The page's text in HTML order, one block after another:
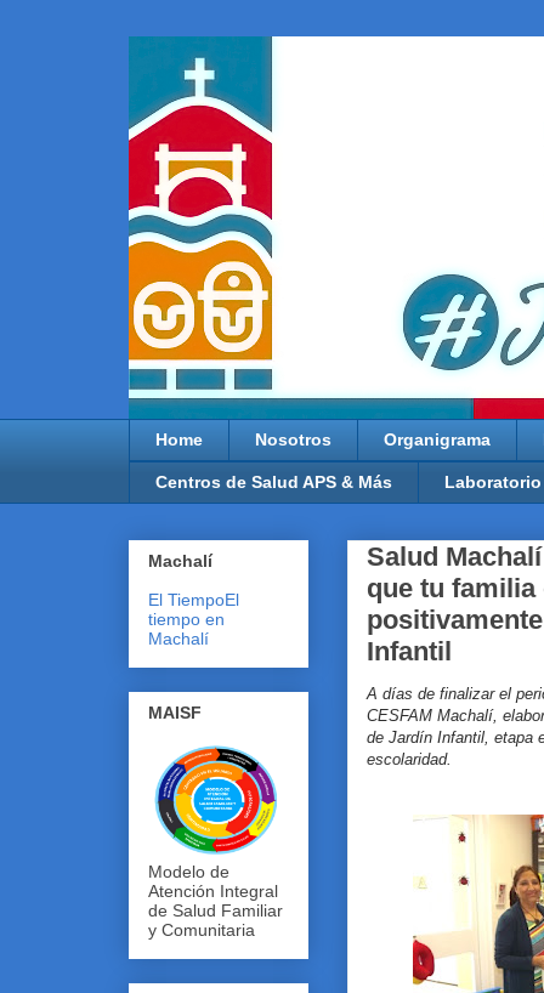
Home Nosotros Organigrama
Centros de Salud APS & Más Laboratorio
Salud
que tu
Infantil
A días de finalizar el
CESFAM Machalí,
de Jardín Infantil, etapa
escolaridad.
Machalí
El TiempoEl
tiempo en
Machalí
MAISF
Modelo de
Atención Integral
de Salud Familiar
y Comunitaria